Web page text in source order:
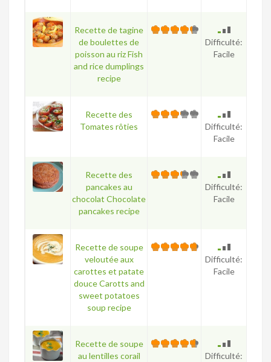
Recette de tagine
de boulettes de
poisson au riz Fish
and rice dumplings
recipe
Difficulté:
Facile
Recette des
Tomates rôties
Difficulté:
Facile
Recette des
pancakes au
chocolat Chocolate
pancakes recipe
Difficulté:
Facile
Recette de soupe
veloutée aux
carottes et patate
douce Carotts and
sweet potatoes
soup recipe
Difficulté:
Facile
Recette de soupe
au lentilles corail
Difficulté: